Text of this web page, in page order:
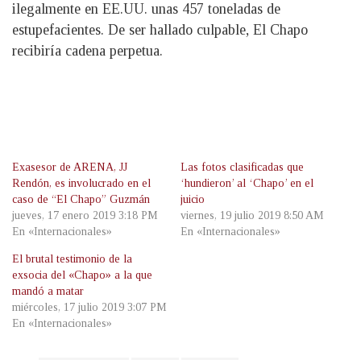
ilegalmente en EE.UU. unas 457 toneladas de
estupefacientes. De ser hallado culpable, El Chapo
recibiría cadena perpetua.
Exasesor de ARENA, JJ
Rendón, es involucrado en el
caso de “El Chapo” Guzmán
jueves, 17 enero 2019 3:18 PM
En «Internacionales»
Las fotos clasificadas que
‘hundieron’ al ‘Chapo’ en el
juicio
viernes, 19 julio 2019 8:50 AM
En «Internacionales»
El brutal testimonio de la
exsocia del «Chapo» a la que
mandó a matar
miércoles, 17 julio 2019 3:07 PM
En «Internacionales»